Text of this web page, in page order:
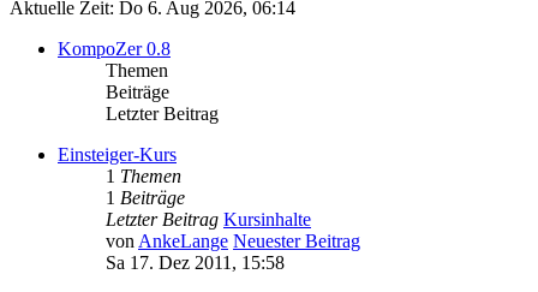
Aktuelle Zeit: Do 6. Aug 2026, 06:14
KompoZer 0.8
Themen
Beiträge
Letzter Beitrag
Einsteiger-Kurs
1 Themen
1 Beiträge
Letzter Beitrag Kursinhalte
vonAnkeLange Neuester Beitrag
Sa 17. Dez 2011, 15:58